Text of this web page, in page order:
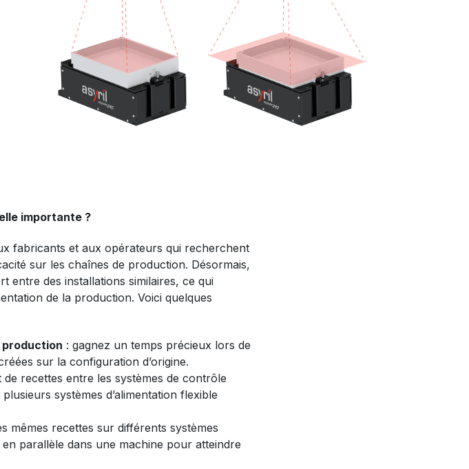
importante ?
fabricants et aux opérateurs qui recherchent
sur les chaînes de production. Désormais,
entre des installations similaires, ce qui
de la production. Voici quelques
production : gagnez un temps précieux lors de
sur la configuration d’origine.
recettes entre les systèmes de contrôle
systèmes d’alimentation flexible
mêmes recettes sur différents systèmes
parallèle dans une machine pour atteindre